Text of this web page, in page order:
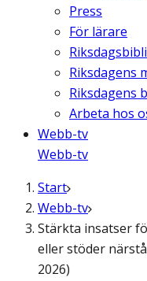
Press
För lärare
Riksdagens
Riksdagens
Arbeta hos
Webb-tv
Webb-tv
Start
Webb-tv
Stärkta insatser
eller stöder
2026)